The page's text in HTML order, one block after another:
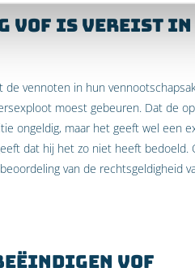
is vereist in
de vennoten in hun
moest gebeuren. Dat de
ongeldig, maar het geeft wel een
dat hij het zo niet heeft bedoeld.
van de rechtsgeldigheid
VOF